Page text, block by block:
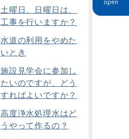
土曜日、日曜日は、
工事を行いますか？
水道の利用をやめた
いとき
施設見学会に参加し
たいのですが、どう
すればよいですか？
高度浄水処理水はど
うやって作るの？